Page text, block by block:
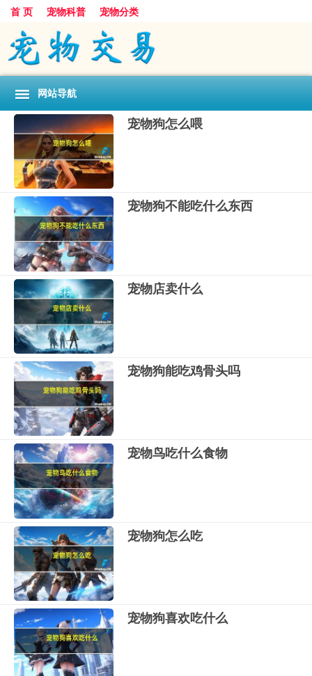
首 页 宠物科普 宠物分类
网站导航
宠物狗怎么喂
宠物狗不能吃什么东西
宠物店卖什么
宠物狗能吃鸡骨头吗
宠物鸟吃什么食物
宠物狗怎么吃
宠物狗喜欢吃什么